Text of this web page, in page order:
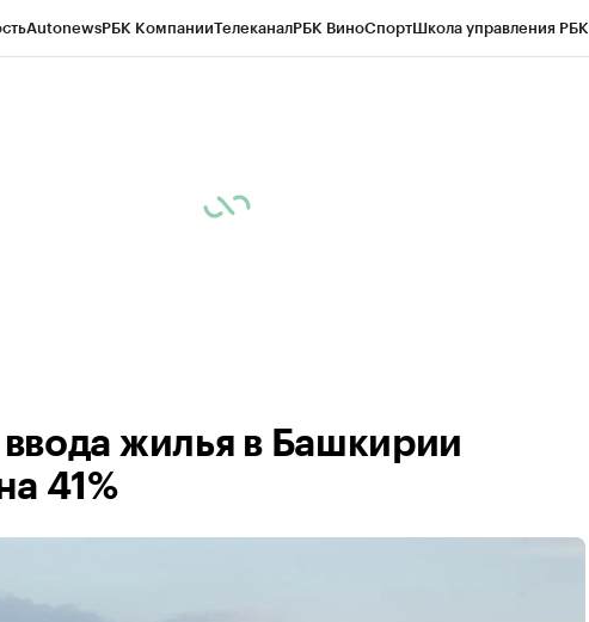
AutonewsРБК КомпанииТелеканалРБК ВиноСпортШкола управления РБК
жилья в Башкирии
41%